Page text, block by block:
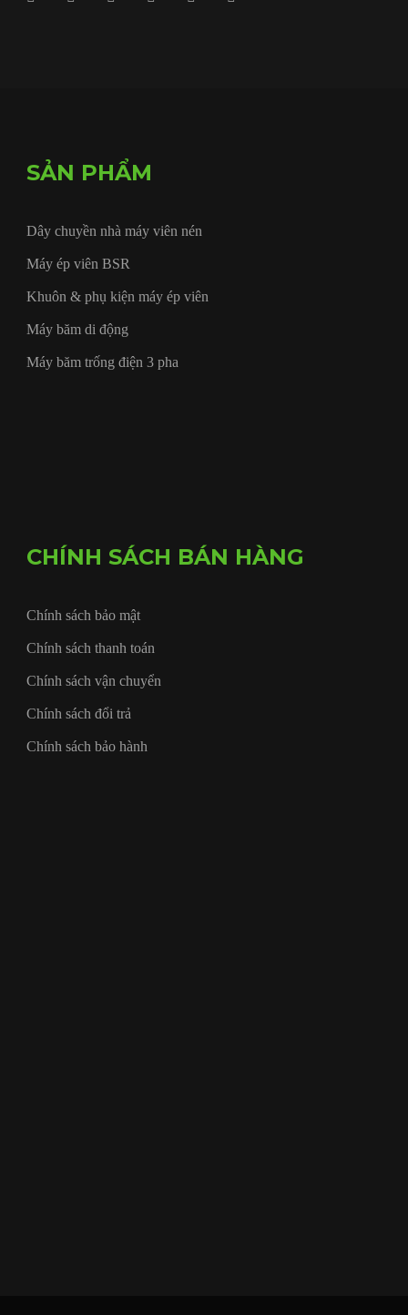
SẢN PHẨM
Dây chuyền nhà máy viên nén
Máy ép viên BSR
Khuôn & phụ kiện máy ép viên
Máy băm di động
Máy băm trống điện 3 pha
CHÍNH SÁCH BÁN HÀNG
Chính sách bảo mật
Chính sách thanh toán
Chính sách vận chuyển
Chính sách đổi trả
Chính sách bảo hành